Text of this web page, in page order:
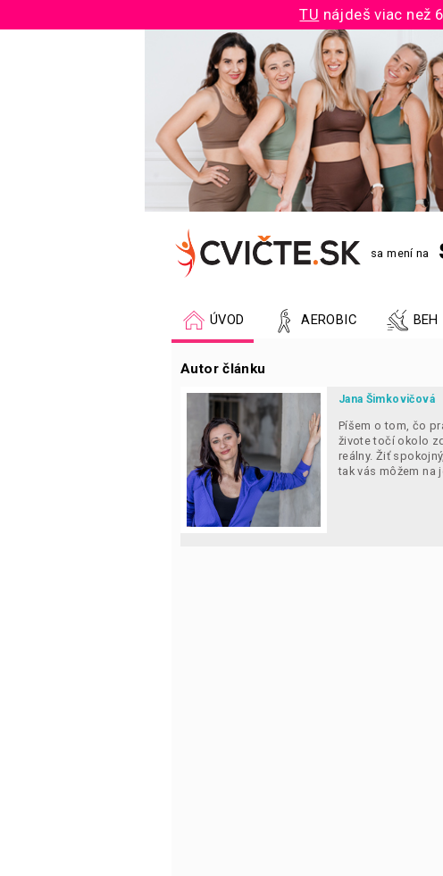
TU nájdeš viac než
sa mení na
ÚVOD AEROBIC BEH
Autor článku
Jana Šimkovičová
Píšem o tom, čo
živote točí okolo
reálny. Žiť
tak vás môžem na